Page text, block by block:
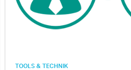
TOOLS & TECHNIK